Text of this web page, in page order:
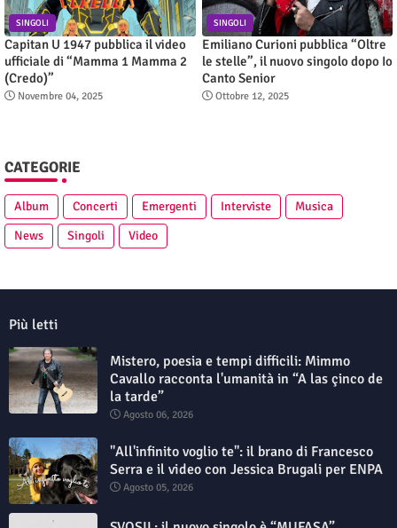
SINGOLI
Capitan U 1947 pubblica il video
ufficiale di “Mamma 1 Mamma 2
(Credo)”
Novembre 04, 2025
SINGOLI
Emiliano Curioni pubblica “Oltre
le stelle”, il nuovo singolo dopo Io
Canto Senior
Ottobre 12, 2025
CATEGORIE
Album Concerti Emergenti Interviste
Musica
News
Singoli Video
Più letti
Mistero, poesia e tempi difficili: Mimmo
Cavallo racconta l'umanità in “A las çinco de
la tarde”
Agosto 06, 2026
"All'infinito voglio te": il brano di Francesco
Serra e il video con Jessica Brugali per ENPA
Agosto 05, 2026